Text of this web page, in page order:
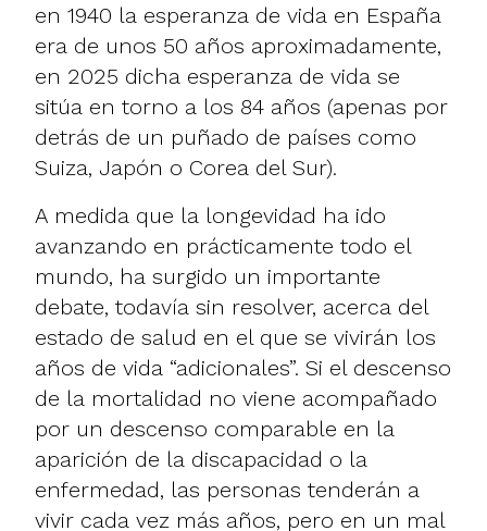
en 1940 la esperanza de vida en España
era de unos 50 años aproximadamente,
en 2025 dicha esperanza de vida se
sitúa en torno a los 84 años (apenas por
detrás de un puñado de países como
Suiza, Japón o Corea del Sur).
A medida que la longevidad ha ido
avanzando en prácticamente todo el
mundo, ha surgido un importante
debate, todavía sin resolver, acerca del
estado de salud en el que se vivirán los
años de vida “adicionales”. Si el descenso
de la mortalidad no viene acompañado
por un descenso comparable en la
aparición de la discapacidad o la
enfermedad, las personas tenderán a
vivir cada vez más años, pero en un mal